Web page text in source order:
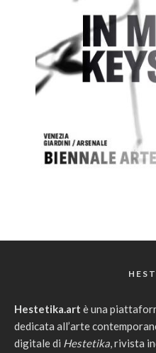
Hestetika.art è una
dedicata all’arte
digitale di Hestetika, rivista